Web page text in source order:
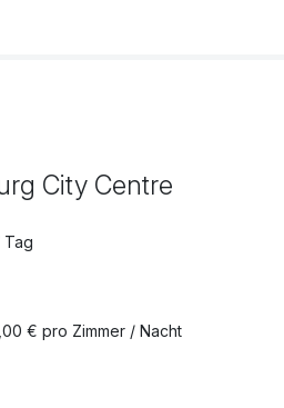
für 1 Erwachense
für 1 Kind /
City Centre
Tag
€ pro Zimmer / Nacht